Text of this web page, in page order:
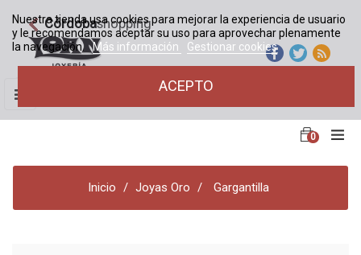
Córdobashopping
Navegación
de
palanca
☰
0
Nuestra tienda usa cookies para mejorar la experiencia de usuario
y le recomendamos aceptar su uso para aprovechar plenamente
la navegación.
Más información Gestionar cookies
ACEPTO
Inicio Joyas Oro Gargantilla